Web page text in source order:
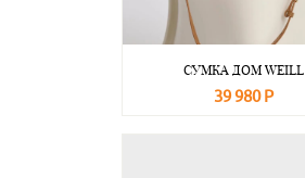
СУМКА ДОМ WEILL
39 980 Р